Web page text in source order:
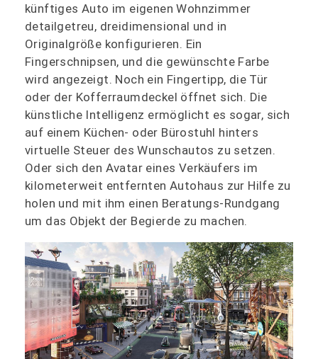
künftiges Auto im eigenen Wohnzimmer
detailgetreu, dreidimensional und in
Originalgröße konfigurieren. Ein
Fingerschnipsen, und die gewünschte Farbe
wird angezeigt. Noch ein Fingertipp, die Tür
oder der Kofferraumdeckel öffnet sich. Die
künstliche Intelligenz ermöglicht es sogar, sich
auf einem Küchen- oder Bürostuhl hinters
virtuelle Steuer des Wunschautos zu setzen.
Oder sich den Avatar eines Verkäufers im
kilometerweit entfernten Autohaus zur Hilfe zu
holen und mit ihm einen Beratungs-Rundgang
um das Objekt der Begierde zu machen.